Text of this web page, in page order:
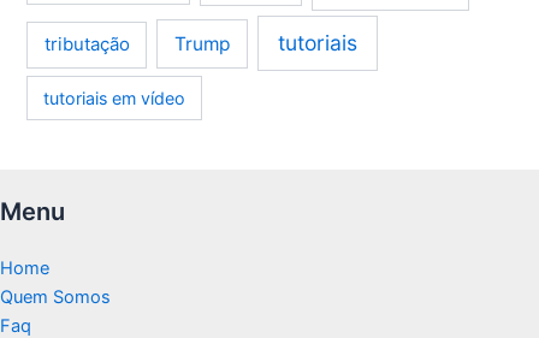
tributação Trump tutoriais
tutoriais em vídeo
Menu
Home
Quem Somos
Faq